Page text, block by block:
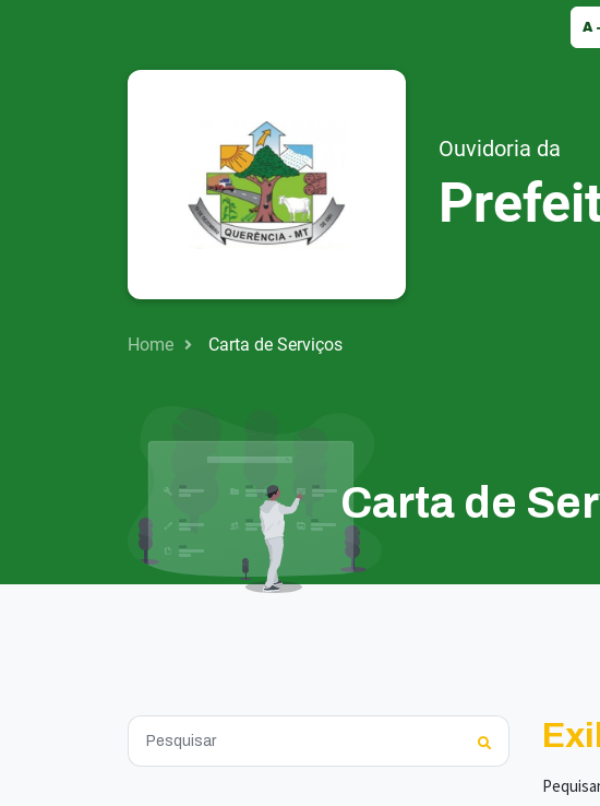
A
Ouvidoria da
Home Carta de Serviços
Carta de